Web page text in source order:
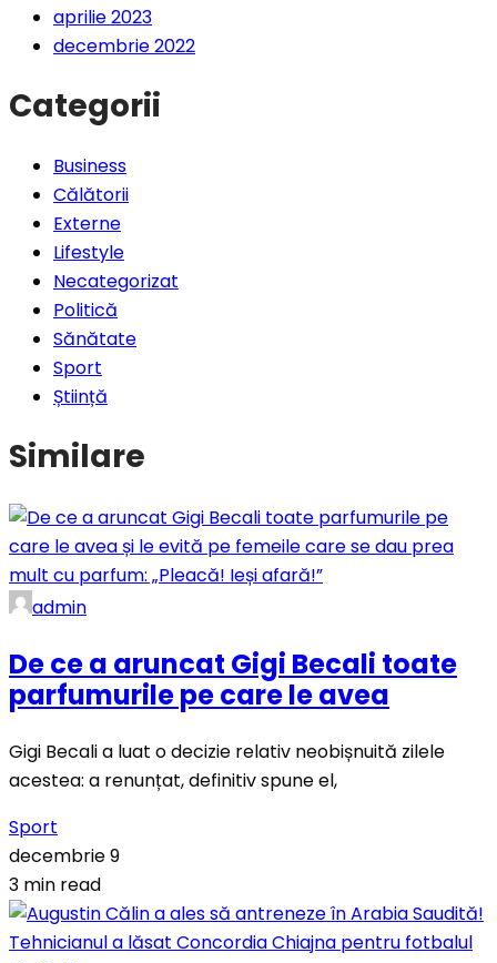
aprilie 2023
decembrie 2022
Categorii
Business
Călătorii
Externe
Lifestyle
Necategorizat
Politică
Sănătate
Sport
Știință
Similare
admin
De ce a aruncat Gigi Becali toate
parfumurile pe care le avea
Gigi Becali a luat o decizie relativ neobișnuită zilele
acestea: a renunțat, definitiv spune el,
Sport
decembrie 9
3 min read